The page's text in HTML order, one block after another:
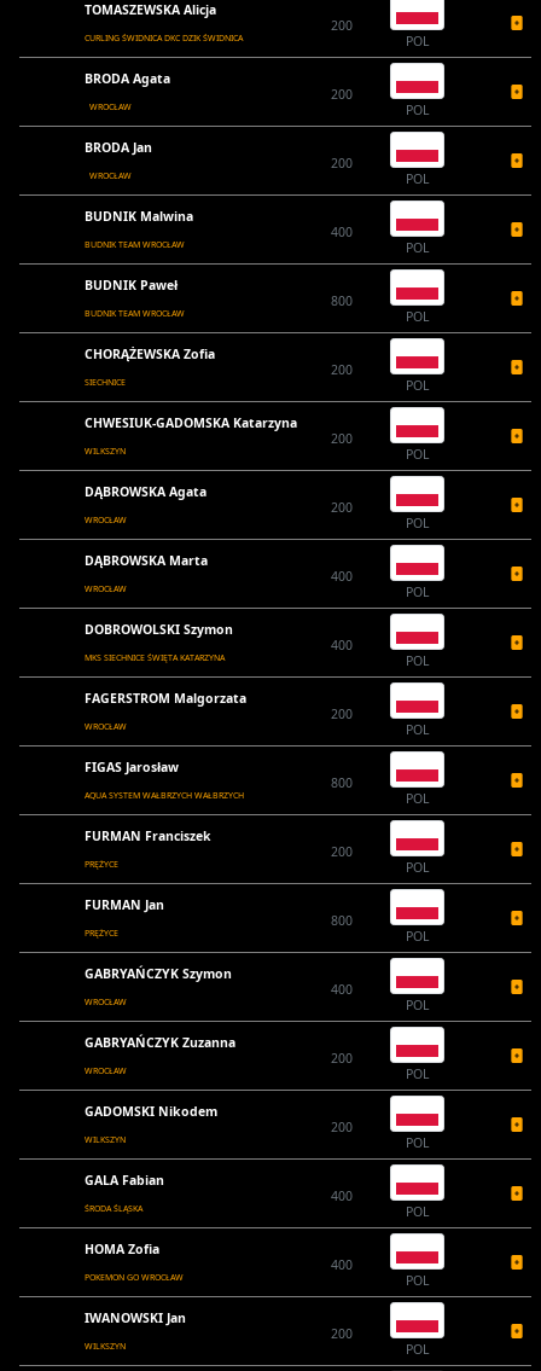
TOMASZEWSKA Alicja
CURLING ŚWIDNICA DKC DZIK ŚWIDNICA
200
POL
BRODA Agata
WROCŁAW
200
POL
BRODA Jan
WROCŁAW
200
POL
BUDNIK Malwina
BUDNIK TEAM WROCŁAW
400
POL
BUDNIK Paweł
BUDNIK TEAM WROCŁAW
800
POL
CHORĄŻEWSKA Zofia
SIECHNICE
200
POL
CHWESIUK-GADOMSKA Katarzyna
WILKSZYN
200
POL
DĄBROWSKA Agata
WROCŁAW
200
POL
DĄBROWSKA Marta
WROCŁAW
400
POL
DOBROWOLSKI Szymon
MKS SIECHNICE ŚWIĘTA KATARZYNA
400
POL
FAGERSTROM Malgorzata
WROCŁAW
200
POL
FIGAS Jarosław
AQUA SYSTEM WAŁBRZYCH WAŁBRZYCH
800
POL
FURMAN Franciszek
PRĘŻYCE
200
POL
FURMAN Jan
PRĘŻYCE
800
POL
GABRYAŃCZYK Szymon
WROCŁAW
400
POL
GABRYAŃCZYK Zuzanna
WROCŁAW
200
POL
GADOMSKI Nikodem
WILKSZYN
200
POL
GALA Fabian
ŚRODA ŚLĄSKA
400
POL
HOMA Zofia
POKEMON GO WROCŁAW
400
POL
IWANOWSKI Jan
WILKSZYN
200
POL